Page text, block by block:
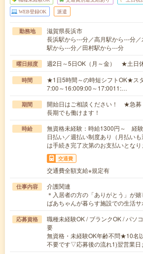
WEB登録OK 派遣
勤務地
滋賀県長浜市
長浜駅から---分／高月駅から---分
駅から---分／田村駅から---分
曜日頻度 週2日～5日OK（月～金） ★土日
時間
★1日5時間～の時短シフトOK★ス
7:00～16:009:00～17:0011:…
期間
開始日はご相談ください！ ★急
長期でも働けます！
時給
無資格未経験：時給1300円～ 経
日払い／週払い制度あり（月払い
は手続き完了次第のお支払いとなり
交通費
交通費全額支給※規定有
仕事内容
介護関連
＊入居者の方の「ありがとう」が
ばあちゃんが暮らす施設での生活
応募資格
職種未経験OK / ブランクOK / パソ
要
無資格・未経験OK年齢不問★10名
不要です▽応募後の流れ1)翌営業